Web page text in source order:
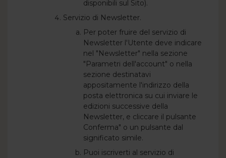
disponibili sul Sito).
Servizio di Newsletter.
Per poter fruire del servizio di
Newsletter l'Utente deve indicare
nel "Newsletter" nella sezione
"Parametri dell'account" o nella
sezione destinatavi
appositamente l'indirizzo della
posta elettronica su cui inviare le
edizioni successive della
Newsletter, e cliccare il pulsante
Conferma" o un pulsante dal
significato simile.
Puoi iscriverti al servizio di